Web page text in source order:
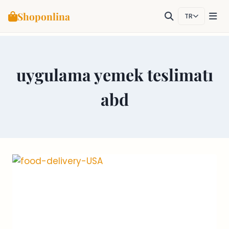
content
Shoponlina TR
uygulama yemek teslimatı
abd